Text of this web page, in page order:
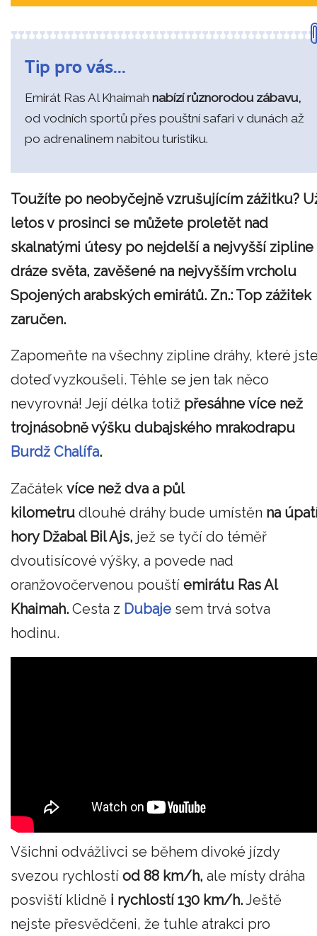
Tip pro vás...
Emirát Ras Al Khaimah nabízí různorodou zábavu,
od vodních sportů přes pouštní safari v dunách až
po adrenalinem nabitou turistiku.
Toužíte po neobyčejně vzrušujícím zážitku?
letos v prosinci se můžete proletět nad
skalnatými útesy po nejdelší a nejvyšší zipline
dráze světa, zavěšené na nejvyšším vrcholu
Spojených arabských emirátů. Zn.: Top zážitek
zaručen.
Zapomeňte na všechny zipline dráhy, které
doteď vyzkoušeli. Téhle se jen tak něco
nevyrovná! Její délka totiž přesáhne více než
trojnásobně výšku dubajského mrakodrapu
Burdž Chalífa.
Začátek více než dva a půl
kilometru dlouhé dráhy bude umístěn na
hory Džabal Bil Ajs, jež se tyčí do téměř
dvoutisícové výšky, a povede nad
oranžovočervenou pouští emirátu Ras Al
Khaimah. Cesta z Dubaje sem trvá sotva
hodinu.
Všichni odvážlivci se během divoké jízdy
svezou rychlostí od 88 km/h, ale místy dráha
posviští klidně i rychlostí 130 km/h.Ještě
nejste přesvědčeni, že tuhle atrakci pro